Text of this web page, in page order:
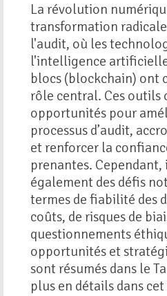
La révolution
transformation
l'audit, où les
l'intelligence
blocs (blockchain) ont
rôle central. Ces outils
opportunités pour
processus d’audit,
et renforcer la
prenantes.
également des défis
termes de fiabilité des
coûts, de risques de
questionnements
opportunités et
sont résumés dans le
plus en détails dans